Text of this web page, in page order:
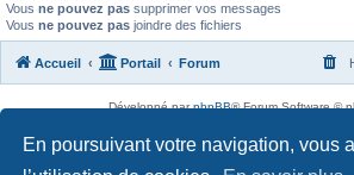
En poursuivant votre navigation, vous
Vous ne pouvez pas supprimer vos messages
Vous ne pouvez pas joindre des fichiers
Accueil Portail Forum
Développé parphpBB® Forum Software ©
Confidentialité| Conditions